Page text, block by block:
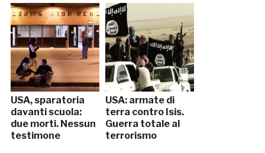
USA, sparatoria
davanti scuola:
due morti. Nessun
testimone
USA: armate di
terra contro Isis.
Guerra totale al
terrorismo